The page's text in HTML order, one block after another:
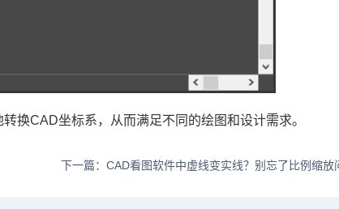
换CAD坐标系，从而满足不同的绘图和设计需求。
下一篇：CAD看图软件中虚线变实线？别忘了比例缩放